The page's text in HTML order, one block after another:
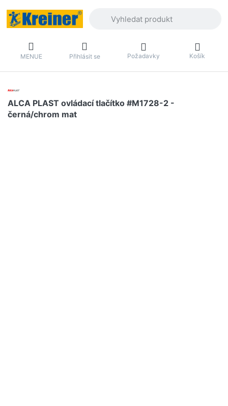
MENUE Přihlásit se Požadavky Košík
ALCA PLAST ovládací tlačítko #M1728-2 -
černá/chrom mat